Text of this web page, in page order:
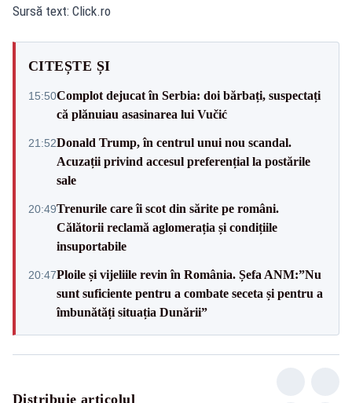
Sursă text: Click.ro
CITEȘTE ȘI
15:50Complot dejucat în Serbia: doi bărbați, suspectați
că plănuiau asasinarea lui Vučić
21:52Donald Trump, în centrul unui nou scandal.
Acuzații privind accesul preferențial la postările
sale
20:49Trenurile care îi scot din sărite pe români.
Călătorii reclamă aglomerația și condițiile
insuportabile
20:47Ploile și vijeliile revin în România. Șefa ANM:”Nu
sunt suficiente pentru a combate seceta și pentru a
îmbunătăți situația Dunării”
Distribuie articolul